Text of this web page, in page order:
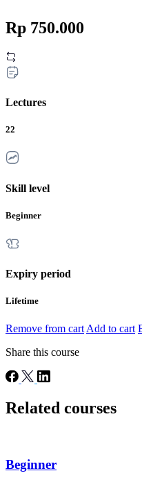
Rp 750.000
Lectures
22
Skill level
Beginner
Expiry period
Lifetime
Remove from cart Add to cart
Share this course
Related courses
Beginner